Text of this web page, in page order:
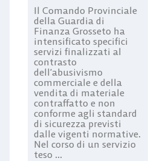
Il Comando Provinciale
della Guardia di
Finanza Grosseto ha
intensificato specifici
servizi finalizzati al
contrasto
dell’abusivismo
commerciale e della
vendita di materiale
contraffatto e non
conforme agli standard
di sicurezza previsti
dalle vigenti normative.
Nel corso di un servizio
teso ...